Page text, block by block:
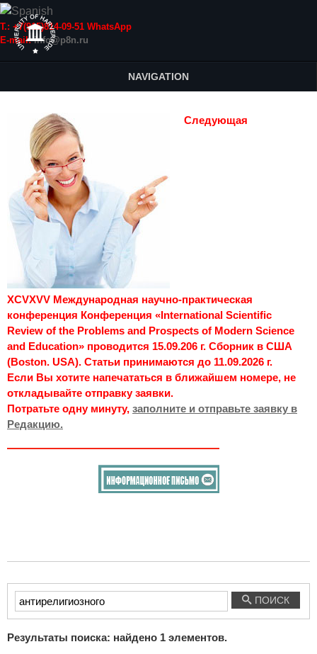
Т.: +7(915)814-09-51 WhatsApp
E-mail:info@p8n.ru
NAVIGATION
Следующая
XCVXVV Международная научно-практическая
конференция Конференция «International Scientific
Review of the Problems and Prospects of Modern Science
and Education» проводится 15.09.206 г. Сборник в США
(Boston. USA). Статьи принимаются до 11.09.2026 г.
Если Вы хотите напечататься в ближайшем номере, не
откладывайте отправку заявки.
Потратьте одну минуту, заполните и отправьте заявку в
Редакцию.
Введите
текст
поиска...
ПОИСК
Результаты поиска: найдено 1 элементов.